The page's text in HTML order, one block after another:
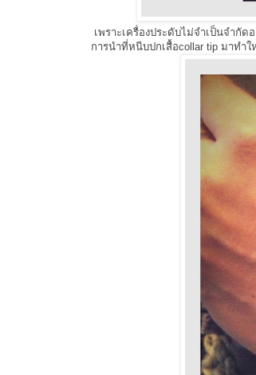
เพราะเครื่องประดับไม่จำเป็นจำ
การนำที่หนีบปกเสื้อcollar tip มาทำ